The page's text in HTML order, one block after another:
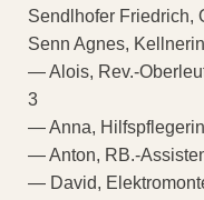
Sendlhofer Friedrich,
Senn Agnes,
— Alois, Rev.-
3
— Anna,
— Anton, RB.-
— David,